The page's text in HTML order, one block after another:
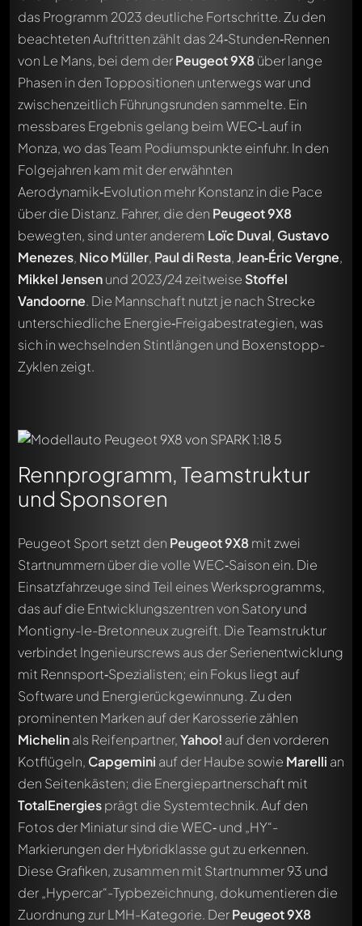
das Programm 2023 deutliche Fortschritte. Zu den
beachteten Auftritten zählt das 24‑Stunden‑Rennen
von Le Mans, bei dem derPeugeot 9X8über lange
Phasen in den Toppositionen unterwegs war und
zwischenzeitlich Führungsrunden sammelte. Ein
messbares Ergebnis gelang beim WEC‑Lauf in
Monza, wo das Team Podiumspunkte einfuhr. In den
Folgejahren kam mit der erwähnten
Aerodynamik‑Evolution mehr Konstanz in die Pace
über die Distanz. Fahrer, die den Peugeot 9X8
bewegten, sind unter anderem Loïc Duval, Gustavo
Menezes, Nico Müller, Paul di Resta,Jean‑Éric Vergne,
Mikkel Jensenund 2023/24 zeitweise Stoffel
Vandoorne. Die Mannschaft nutzt je nach Strecke
unterschiedliche Energie‑Freigabestrategien, was
sich in wechselnden Stintlängen und Boxenstopp-
Zyklen zeigt.
Rennprogramm, Teamstruktur
und Sponsoren
Peugeot Sport setzt den Peugeot 9X8mit zwei
Startnummern über die volle WEC‑Saison ein. Die
Einsatzfahrzeuge sind Teil eines Werksprogramms,
das auf die Entwicklungszentren von Satory und
Montigny-le-Bretonneux zugreift. Die Teamstruktur
verbindet Ingenieurscrews aus der Serienentwicklung
mit Rennsport‑Spezialisten; ein Fokus liegt auf
Software und Energierückgewinnung. Zu den
prominenten Marken auf der Karosserie zählen
Michelinals Reifenpartner,Yahoo! auf den vorderen
Kotflügeln, Capgemini auf der Haube sowie Marelli an
den Seitenkästen; die Energiepartnerschaft mit
TotalEnergiesprägt die Systemtechnik. Auf den
Fotos der Miniatur sind die WEC‑ und „HY“-
Markierungen der Hybridklasse gut zu erkennen.
Diese Grafiken, zusammen mit Startnummer 93 und
der „Hypercar“-Typbezeichnung, dokumentieren die
Zuordnung zur LMH-Kategorie. DerPeugeot 9X8